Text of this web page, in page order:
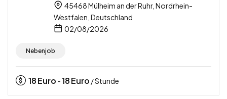
45468 Mülheim an der Ruhr, Nordrhein-
Westfalen, Deutschland
02/08/2026
Nebenjob
18Euro -18Euro / Stunde